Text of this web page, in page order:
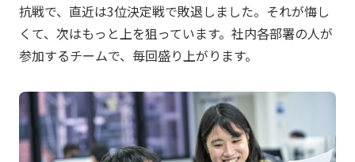
抗戦で、直近は3位決定戦で敗退しました。それが悔し
くて、次はもっと上を狙っています。社内各部署の人が
参加するチームで、毎回盛り上がります。